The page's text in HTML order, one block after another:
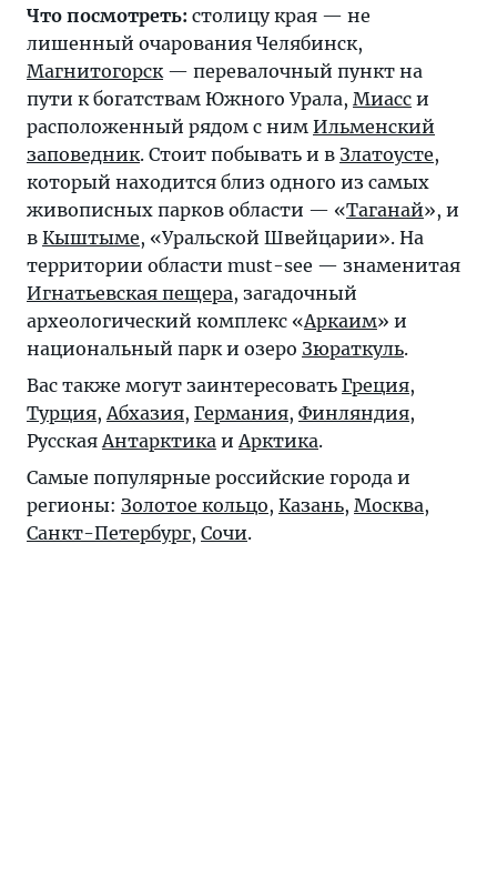
Что посмотреть: столицу края — не
лишенный очарования Челябинск,
Магнитогорск — перевалочный пункт на
пути к богатствам Южного Урала, Миасс и
расположенный рядом с ним Ильменский
заповедник. Стоит побывать и в Златоусте,
который находится близ одного из самых
живописных парков области — «Таганай», и
в Кыштыме, «Уральской Швейцарии». На
территории области must-see — знаменитая
Игнатьевская пещера, загадочный
археологический комплекс «Аркаим» и
национальный парк и озеро Зюраткуль.
Вас также могут заинтересовать Греция,
Турция, Абхазия, Германия, Финляндия,
Русская Антарктика и Арктика.
Самые популярные российские города и
регионы: Золотое кольцо, Казань, Москва,
Санкт-Петербург, Сочи.